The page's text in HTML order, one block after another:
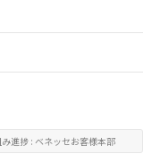
進捗 : ベネッセお客様本部